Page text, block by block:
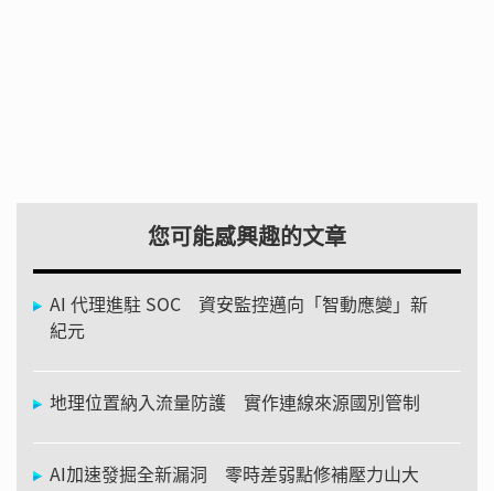
您可能感興趣的文章
AI 代理進駐 SOC 資安監控邁向「智動應變」新
紀元
地理位置納入流量防護 實作連線來源國別管制
AI加速發掘全新漏洞 零時差弱點修補壓力山大